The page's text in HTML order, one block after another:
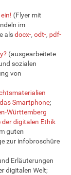
(Flyer mit
im
alsdocx-, odt-, pdf-
(ausgearbeitete
sozialen
von
Smartphone;
Württemberg
der digitalen Ethik
guten
zur infobroschüre
Erläuterungen
digitalen Welt;